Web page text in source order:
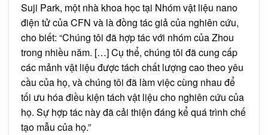
Suji Park, một nhà khoa học tại Nhóm vật liệu nano
điện tử của CFN và là đồng tác giả của nghiên cứu,
cho biết: “Chúng tôi đã hợp tác với nhóm của Zhou
trong nhiều năm. […] Cụ thể, chúng tôi đã cung cấp
các mảnh vật liệu được tách chất lượng cao theo yêu
cầu của họ, và chúng tôi đã làm việc cùng nhau để
tối ưu hóa điều kiện tách vật liệu cho nghiên cứu của
họ. Sự hợp tác này đã cải thiện đáng kể quá trình chế
tạo mẫu của họ.”